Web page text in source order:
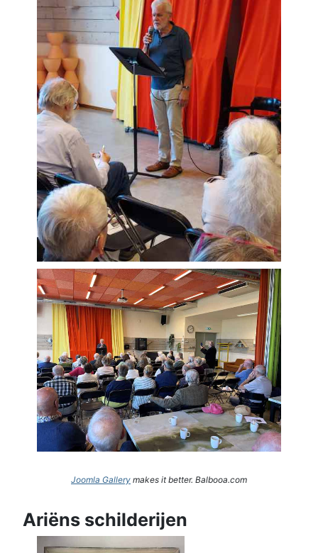
Joomla Gallery makes it better. Balbooa.com
Ariëns schilderijen